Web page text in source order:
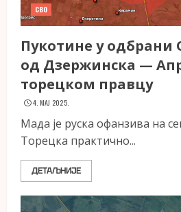
СВО
Пукотине у одбрани
од Дзержинска —
торецком правцу
4. МАЈ 2025.
Мада је руска офанзива на
Торецка практично...
ДЕТАЉНИЈЕ